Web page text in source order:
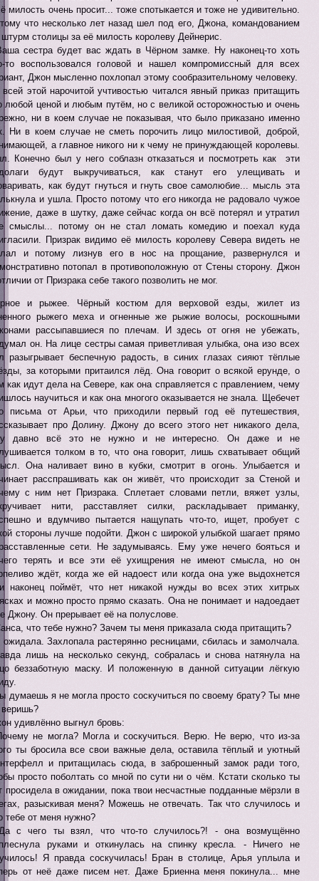
милость очень просит... тоже спотыкается и тоже не удивительно.
что несколько лет назад шел под его, Джона, командованием
столицы за её милость королеву Дейнерис.
сестра будет вас ждать в Чёрном замке. Ну наконец-то хоть
то воспользовался головой и нашел компромиссный для всех
Джон мысленно похлопал этому сообразительному человеку.
этой нарочитой учтивостью читался явный приказ притащить
любой ценой и любым путём, но с великой осторожностью и очень
ни в коем случае не показывая, что было приказано именно
Ни в коем случае не сметь порочить лицо милостивой, доброй,
а главное никого ни к чему не принуждающей королевы.
Конечно был у него соблазн отказаться и посмотреть как эти
будут выкручиваться, как станут его улещивать и
как будут гнуться и гнуть свое самолюбие... мысль эта
и ушла. Просто потому что его никогда не радовало чужое
даже в шутку, даже сейчас когда он всё потерял и утратил
смыслы... потому он не стал ломать комедию и поехал куда
Призрак видимо её милость королеву Севера видеть не
и потому лизнув его в нос на прощание, развернулся и
потопал в противоположную от Стены сторону. Джон
от Призрака себе такого позволить не мог.
и рыжее. Чёрный костюм для верховой езды, жилет из
рыжего меха и огненные же рыжие волосы, роскошными
рассыпавшиеся по плечам. И здесь от огня не убежать,
он. На лице сестры самая приветливая улыбка, она изо всех
разыгрывает беспечную радость, в синих глазах сияют тёплые
за которыми притаился лёд. Она говорит о всякой ерунде, о
как идут дела на Севере, как она справляется с правлением, чему
научиться и как она многого оказывается не знала. Щебечет
письма от Арьи, что приходили первый год её путешествия,
про Долину. Джону до всего этого нет никакого дела,
давно всё это не нужно и не интересно. Он даже и не
толком в то, что она говорит, лишь схватывает общий
Она наливает вино в кубки, смотрит в огонь. Улыбается и
расспрашивать как он живёт, что происходит за Стеной и
с ним нет Призрака. Сплетает словами петли, вяжет узлы,
нити, расставляет силки, раскладывает приманку,
и вдумчиво пытается нащупать что-то, ищет, пробует с
стороны лучше подойти. Джон с широкой улыбкой шагает прямо
сети. Не задумываясь. Ему уже нечего бояться и
терять и все эти её ухищрения не имеют смысла, но он
ждёт, когда же ей надоест или когда она уже выдохнется
наконец поймёт, что нет никакой нужды во всех этих хитрых
и можно просто прямо сказать. Она не понимает и надоедает
Джону. Он прерывает её на полуслове.
что тебе нужно? Зачем ты меня приказала сюда притащить?
ожидала. Захлопала растерянно ресницами, сбилась и замолчала.
лишь на несколько секунд, собралась и снова натянула на
беззаботную маску. И положенную в данной ситуации лёгкую
думаешь я не могла просто соскучиться по своему брату? Ты мне
веришь?
удивлённо выгнул бровь:
не могла? Могла и соскучиться. Верю. Не верю, что из-за
ты бросила все свои важные дела, оставила тёплый и уютный
и притащилась сюда, в заброшенный замок ради того,
просто поболтать со мной по сути ни о чём. Кстати сколько ты
просидела в ожидании, пока твои несчастные подданные мёрзли в
разыскивая меня? Можешь не отвечать. Так что случилось и
тебе от меня нужно?
с чего ты взял, что что-то случилось?! - она возмущённо
руками и откинулась на спинку кресла. - Ничего не
Я правда соскучилась! Бран в столице, Арья уплыла и
от неё даже писем нет. Даже Бриенна меня покинула... мне